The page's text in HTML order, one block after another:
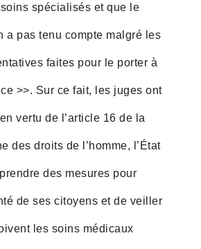
spécialisés et que le
a pas tenu compte malgré les
faites pour le porter à
>>. Sur ce fait, les juges ont
vertu de l’article 16 de la
des droits de l’homme, l’État
des mesures pour
de ses citoyens et de veiller
les soins médicaux